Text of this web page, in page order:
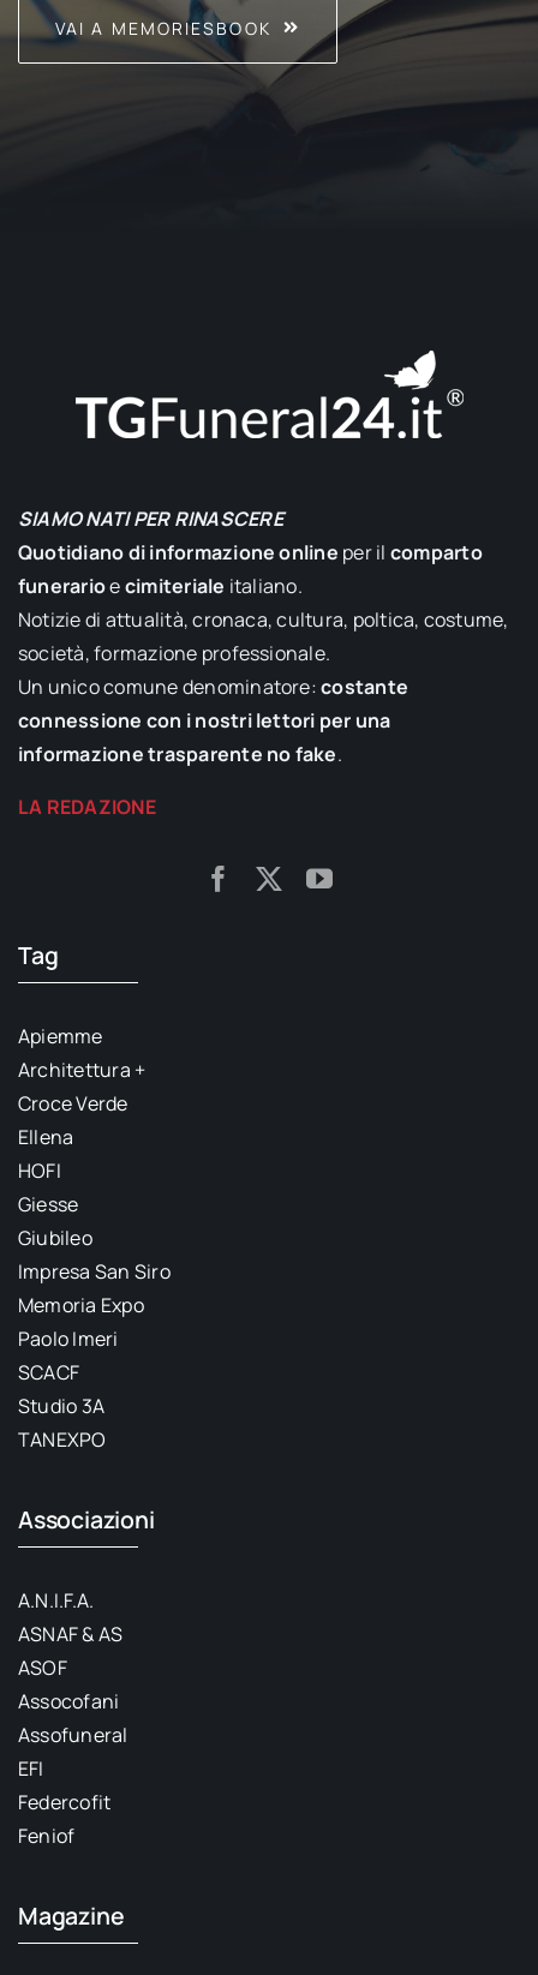
VAI A MEMORIESBOOK
SIAMO NATI PER RINASCERE
Quotidiano di informazione online per il comparto
funerarioecimiteriale italiano.
Notizie di attualità, cronaca, cultura, poltica, costume,
società, formazione professionale.
Un unico comune denominatore:costante
connessione con i nostri lettori per una
informazione trasparente no fake.
LA REDAZIONE
Tag
Apiemme
Architettura +
Croce Verde
Ellena
HOFI
Giesse
Giubileo
Impresa San Siro
Memoria Expo
Paolo Imeri
SCACF
Studio 3A
TANEXPO
Associazioni
A.N.I.F.A.
ASNAF & AS
ASOF
Assocofani
Assofuneral
EFI
Federcofit
Feniof
Magazine